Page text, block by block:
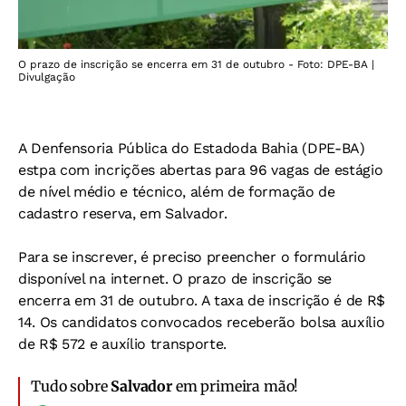
O prazo de inscrição se encerra em 31 de outubro - Foto: DPE-BA |
Divulgação
A Denfensoria Pública do Estadoda Bahia (DPE-BA)
estpa com incrições abertas para 96 vagas de estágio
de nível médio e técnico, além de formação de
cadastro reserva, em Salvador.
Para se inscrever, é preciso preencher o formulário
disponível na internet. O prazo de inscrição se
encerra em 31 de outubro. A taxa de inscrição é de R$
14. Os candidatos convocados receberão bolsa auxílio
de R$ 572 e auxílio transporte.
Tudo sobre Salvadorem primeira mão!